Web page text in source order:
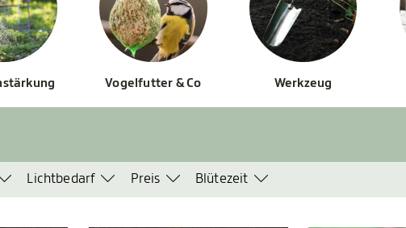
Vogelfutter & Co Werkzeug
Lichtbedarf Preis Blütezeit